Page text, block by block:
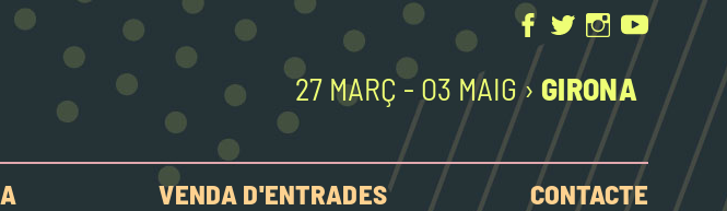
27 MARÇ - O3 MAIG › GIRONA
VENDA D'ENTRADES CONTACTE